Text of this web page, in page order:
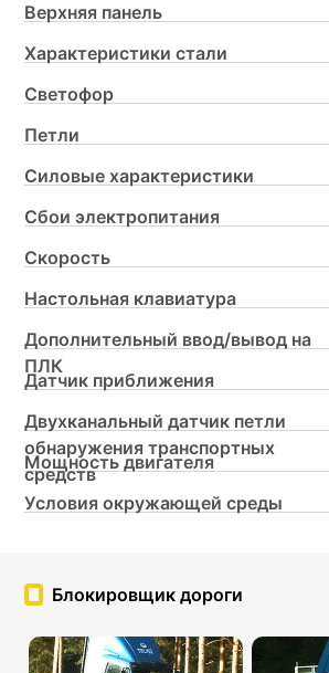
Верхняя панель
Характеристики стали
Светофор
Петли
Силовые характеристики
Сбои электропитания
Скорость
Настольная клавиатура
Дополнительный ввод/вывод на
ПЛК
Датчик приближения
Двухканальный датчик петли
обнаружения транспортных
средств
Мощность двигателя
Условия окружающей среды
Ƃлокировщик дороги